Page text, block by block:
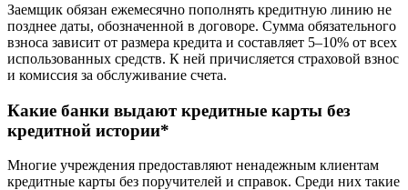
Заемщик обязан ежемесячно пополнять кредитную линию не
позднее даты, обозначенной в договоре. Сумма обязательного
взноса зависит от размера кредита и составляет 5–10% от всех
использованных средств. К ней причисляется страховой взнос
и комиссия за обслуживание счета.
Какие банки выдают кредитные карты без
кредитной истории*
Многие учреждения предоставляют ненадежным клиентам
кредитные карты без поручителей и справок. Среди них такие